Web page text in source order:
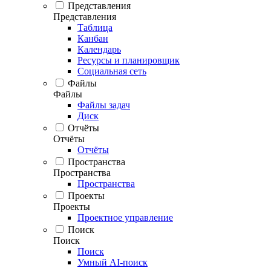
Представления
Представления
Таблица
Канбан
Календарь
Ресурсы и планировщик
Социальная сеть
Файлы
Файлы
Файлы задач
Диск
Отчёты
Отчёты
Отчёты
Пространства
Пространства
Пространства
Проекты
Проекты
Проектное управление
Поиск
Поиск
Поиск
Умный AI-поиск